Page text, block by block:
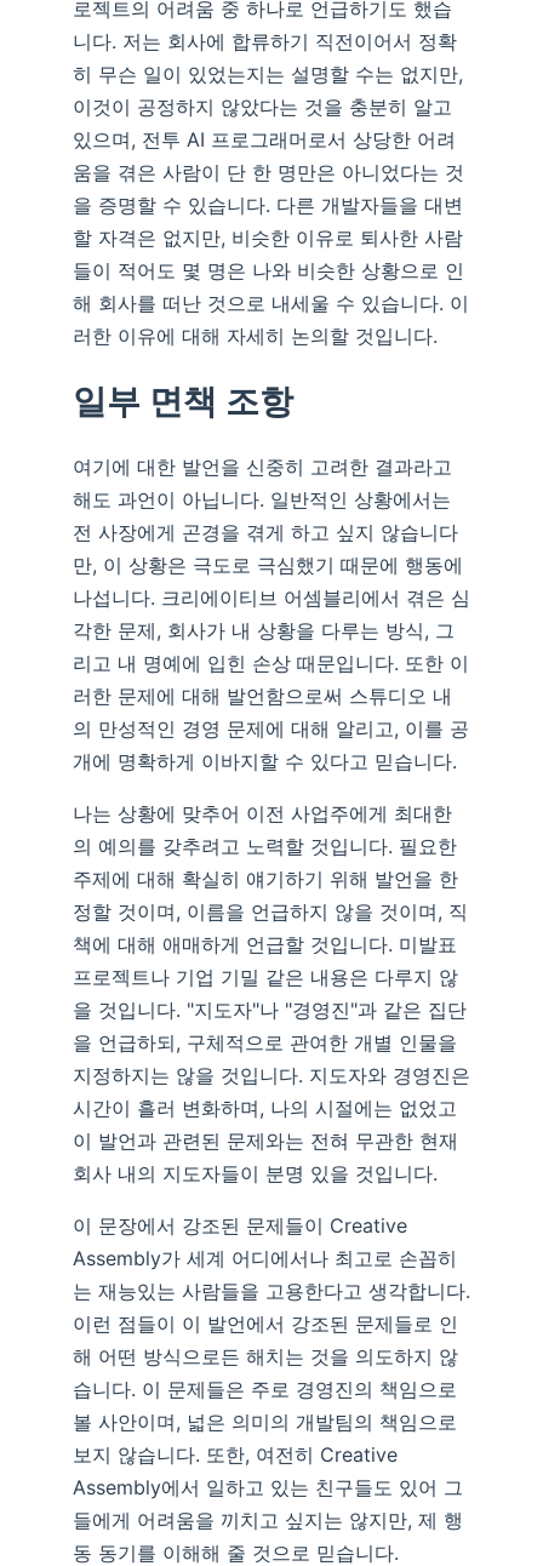
로젝트의 어려움 중 하나로 언급하기도 했습
니다. 저는 회사에 합류하기 직전이어서 정확
히 무슨 일이 있었는지는 설명할 수는 없지만,
이것이 공정하지 않았다는 것을 충분히 알고
있으며, 전투 AI 프로그래머로서 상당한 어려
움을 겪은 사람이 단 한 명만은 아니었다는 것
을 증명할 수 있습니다. 다른 개발자들을 대변
할 자격은 없지만, 비슷한 이유로 퇴사한 사람
들이 적어도 몇 명은 나와 비슷한 상황으로 인
해 회사를 떠난 것으로 내세울 수 있습니다. 이
러한 이유에 대해 자세히 논의할 것입니다.
일부 면책 조항
여기에 대한 발언을 신중히 고려한 결과라고
해도 과언이 아닙니다. 일반적인 상황에서는
전 사장에게 곤경을 겪게 하고 싶지 않습니다
만, 이 상황은 극도로 극심했기 때문에 행동에
나섭니다. 크리에이티브 어셈블리에서 겪은 심
각한 문제, 회사가 내 상황을 다루는 방식, 그
리고 내 명예에 입힌 손상 때문입니다. 또한 이
러한 문제에 대해 발언함으로써 스튜디오 내
의 만성적인 경영 문제에 대해 알리고, 이를 공
개에 명확하게 이바지할 수 있다고 믿습니다.
나는 상황에 맞추어 이전 사업주에게 최대한
의 예의를 갖추려고 노력할 것입니다. 필요한
주제에 대해 확실히 얘기하기 위해 발언을 한
정할 것이며, 이름을 언급하지 않을 것이며, 직
책에 대해 애매하게 언급할 것입니다. 미발표
프로젝트나 기업 기밀 같은 내용은 다루지 않
을 것입니다. "지도자"나 "경영진"과 같은 집단
을 언급하되, 구체적으로 관여한 개별 인물을
지정하지는 않을 것입니다. 지도자와 경영진은
시간이 흘러 변화하며, 나의 시절에는 없었고
이 발언과 관련된 문제와는 전혀 무관한 현재
회사 내의 지도자들이 분명 있을 것입니다.
이 문장에서 강조된 문제들이 Creative
Assembly가 세계 어디에서나 최고로 손꼽히
는 재능있는 사람들을 고용한다고 생각합니다.
이런 점들이 이 발언에서 강조된 문제들로 인
해 어떤 방식으로든 해치는 것을 의도하지 않
습니다. 이 문제들은 주로 경영진의 책임으로
볼 사안이며, 넓은 의미의 개발팀의 책임으로
보지 않습니다. 또한, 여전히 Creative
Assembly에서 일하고 있는 친구들도 있어 그
들에게 어려움을 끼치고 싶지는 않지만, 제 행
동 동기를 이해해 줄 것으로 믿습니다.